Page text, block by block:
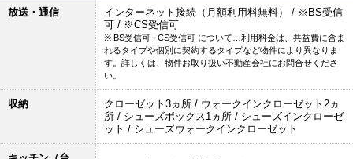
放送・通信
インターネット接続（月額利用料無料） / ※BS受信
可 / ※CS受信可
※ BS受信可 , CS受信可 について…利用料金は、共益費に含ま
れるタイプや個別に契約するタイプなど物件により異なりま
す。詳しくは、物件お取り扱い不動産会社にお問合せくださ
い。
収納
クローゼット3ヵ所 / ウォークインクローゼット2ヵ
所 / シューズボックス1ヵ所 / シューズインクローゼ
ット / シューズウォークインクローゼット